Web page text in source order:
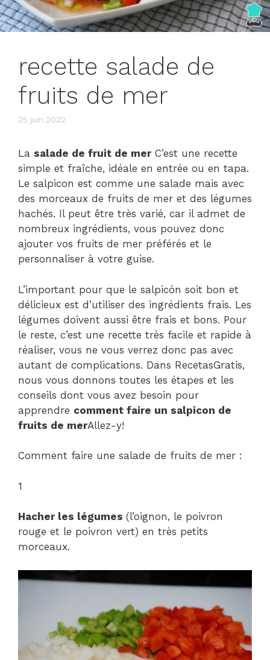
recette salade de
fruits de mer
25 juin 2022
La salade de fruit de merC’est une recette
simple et fraîche, idéale en entrée ou en tapa.
Le salpicon est comme une salade mais avec
des morceaux de fruits de mer et des légumes
hachés. Il peut être très varié, car il admet de
nombreux ingrédients, vous pouvez donc
ajouter vos fruits de mer préférés et le
personnaliser à votre guise.
L’important pour que le salpicón soit bon et
délicieux est d’utiliser des ingrédients frais. Les
légumes doivent aussi être frais et bons. Pour
le reste, c’est une recette très facile et rapide à
réaliser, vous ne vous verrez donc pas avec
autant de complications. Dans RecetasGratis,
nous vous donnons toutes les étapes et les
conseils dont vous avez besoin pour
apprendre comment faire un salpicon de
fruits de merAllez-y!
Comment faire une salade de fruits de mer :
1
Hacher les légumes (l’oignon, le poivron
rouge et le poivron vert) en très petits
morceaux.